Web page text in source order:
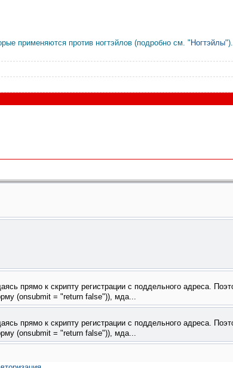
применяются против ногтэйлов (подробно см. " Ногтэйлы").